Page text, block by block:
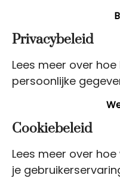
Privacybeleid
Lees meer over
persoonlijke
Cookiebeleid
Lees meer over
je